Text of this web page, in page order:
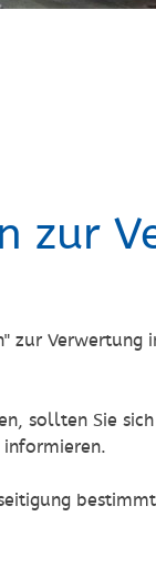
zur
zur Verwertung
sollten Sie
informieren.